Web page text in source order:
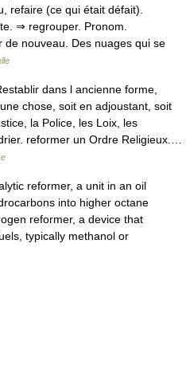
refaire (ce qui était défait).
⇒ regrouper. Pronom.
nouveau. Des nuages qui se
dans l ancienne forme,
chose, soit en adjoustant, soit
la Police, les Loix, les
reformer un Ordre Religieux.…
reformer, a unit in an oil
into higher octane
reformer, a device that
typically methanol or